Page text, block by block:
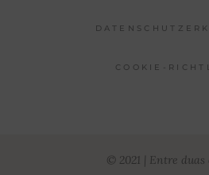
COOKIE-
© 2021 | Entre